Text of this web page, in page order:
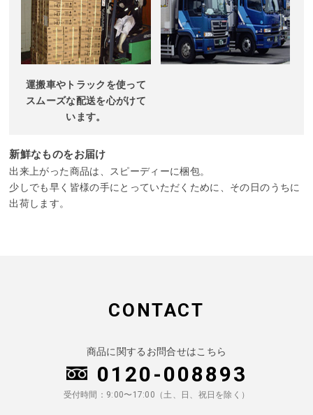
運搬車やトラックを使って
スムーズな配送を心がけて
います。
新鮮なものをお届け
出来上がった商品は、スピーディーに梱包。
少しでも早く皆様の手にとっていただくために、その日のうちに
出荷します。
CONTACT
商品に関するお問合せはこちら
0120-008893
受付時間：9:00〜17:00（土、日、祝日を除く）